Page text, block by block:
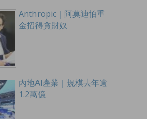
Anthropic｜阿莫迪怕重
金招得貪財奴
內地AI產業｜規模去年逾
1.2萬億